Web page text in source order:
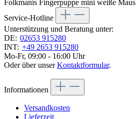
Folkmanis Fingerpuppe mini weiße Maus
Service-Hotline
Unterstützung und Beratung unter:
DE: 02653 915280
INT: +49 2653 915280
Mo-Fr, 09:00 - 16:00 Uhr
Oder über unserKontaktformular.
Informationen
Versandkosten
Lieferzeit